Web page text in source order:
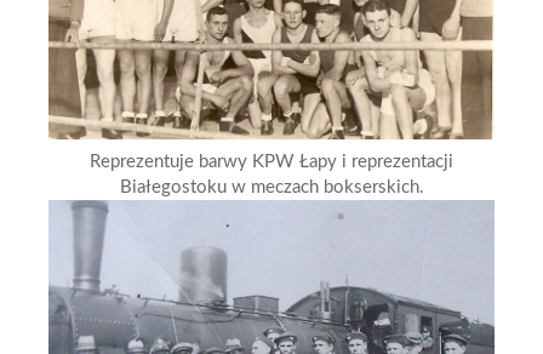
Reprezentuje barwy KPW Łapy i reprezentacji
Białegostoku w meczach bokserskich.